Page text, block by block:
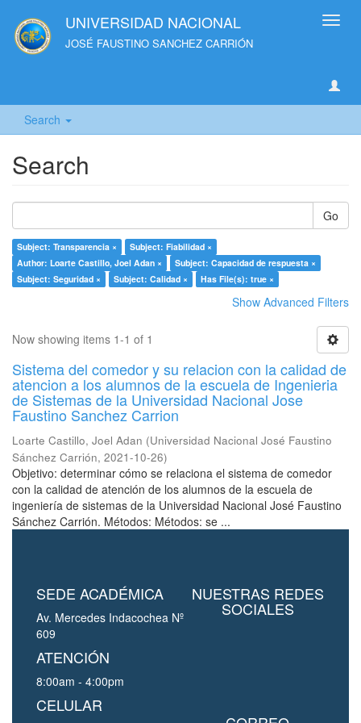
UNIVERSIDAD NACIONAL
JOSÉ FAUSTINO SANCHEZ CARRIÓN
Search
Search
Go
Subject: Transparencia ×
Subject: Fiabilidad ×
Author: Loarte Castillo, Joel Adan ×
Subject: Capacidad de respuesta ×
Subject: Seguridad ×
Subject: Calidad × Has File(s): true ×
Show Advanced Filters
Now showing items 1-1 of 1
Sistema del comedor y su relacion con la calidad de
atencion a los alumnos de la escuela de Ingenieria
de Sistemas de la Universidad Nacional Jose
Faustino Sanchez Carrion
Loarte Castillo, Joel Adan (Universidad Nacional José Faustino
Sánchez Carrión, 2021-10-26)
Objetivo: determinar cómo se relaciona el sistema de comedor
con la calidad de atención de los alumnos de la escuela de
ingeniería de sistemas de la Universidad Nacional José Faustino
Sánchez Carrión. Métodos: Métodos: se ...
SEDE ACADÉMICA
Av. Mercedes Indacochea Nº
609
ATENCIÓN
8:00am - 4:00pm
CELULAR
NUESTRAS REDES
SOCIALES